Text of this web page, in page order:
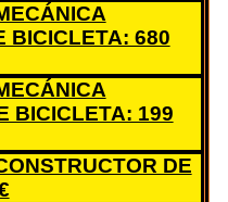
BICICLETA: 680
BICICLETA: 199
DE